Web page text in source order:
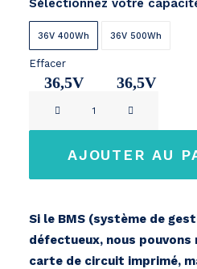
Sélectionnez votre
36V 400Wh
36,5V
36V 500Wh
36,5V
Effacer
Innergy
AJOUTER AU
Si le BMS (système de
défectueux, nous
carte de circuit imprimé,